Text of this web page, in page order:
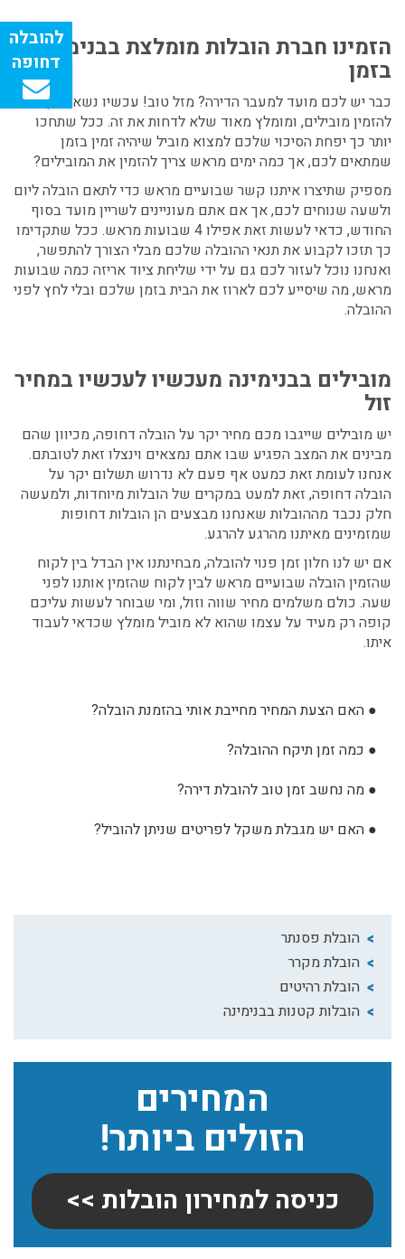
הובלת פסנתר
הובלת מקרר
הובלת רהיטים
הובלות קטנות בבנימינה
המחירים
הזולים ביותר!
כניסה למחירון הובלות >>
הזמינו חברת הובלות מומלצת בבנימינה
בזמן
כבר יש לכם מועד למעבר הדירה? מזל טוב! עכשיו נשאר רק
להזמין מובילים, ומומלץ מאוד שלא לדחות את זה. ככל שתחכו
יותר כך יפחת הסיכוי שלכם למצוא מוביל שיהיה זמין בזמן
שמתאים לכם, אך כמה ימים מראש צריך להזמין את המובילים?
מספיק שתיצרו איתנו קשר שבועיים מראש כדי לתאם הובלה ליום
ולשעה שנוחים לכם, אך אם אתם מעוניינים לשריין מועד בסוף
החודש, כדאי לעשות זאת אפילו 4 שבועות מראש. ככל שתקדימו
כך תזכו לקבוע את תנאי ההובלה שלכם מבלי הצורך להתפשר,
ואנחנו נוכל לעזור לכם גם על ידי שליחת ציוד אריזה כמה שבועות
מראש, מה שיסייע לכם לארוז את הבית בזמן שלכם ובלי לחץ לפני
ההובלה.
מובילים בבנימינה מעכשיו לעכשיו במחיר
זול
יש מובילים שייגבו מכם מחיר יקר על הובלה דחופה, מכיוון שהם
מבינים את המצב הפגיע שבו אתם נמצאים וינצלו זאת לטובתם.
אנחנו לעומת זאת כמעט אף פעם לא נדרוש תשלום יקר על
הובלה דחופה, זאת למעט במקרים של הובלות מיוחדות, ולמעשה
חלק נכבד מההובלות שאנחנו מבצעים הן הובלות דחופות
שמזמינים מאיתנו מהרגע להרגע.
אם יש לנו חלון זמן פנוי להובלה, מבחינתנו אין הבדל בין לקוח
שהזמין הובלה שבועיים מראש לבין לקוח שהזמין אותנו לפני
שעה. כולם משלמים מחיר שווה וזול, ומי שבוחר לעשות עליכם
קופה רק מעיד על עצמו שהוא לא מוביל מומלץ שכדאי לעבוד
איתו.
● האם הצעת המחיר מחייבת אותי בהזמנת הובלה?
● כמה זמן תיקח ההובלה?
● מה נחשב זמן טוב להובלת דירה?
● האם יש מגבלת משקל לפריטים שניתן להוביל?